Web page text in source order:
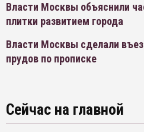
Власти Москвы объяснили
плитки развитием города
Власти Москвы сделали
прудов по прописке
Сейчас на главной